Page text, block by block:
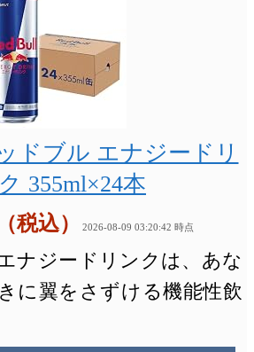
ドブル エナジードリ
355ml×24本
税込） 2026-08-09 03:20:42 時点
ナジードリンクは、あな
に翼をさずける機能性飲